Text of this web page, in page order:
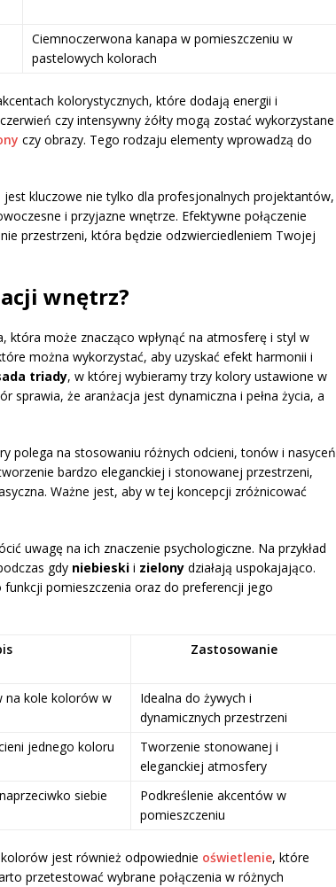
Ciemnoczerwona kanapa w pomieszczeniu w
pastelowych kolorach
kolorystycznych, które dodają energii i
czy intensywny żółty mogą zostać wykorzystane
czy obrazy. Tego rodzaju elementy wprowadzą do
kluczowe nie tylko dla profesjonalnych projektantów,
i przyjazne wnętrze. Efektywne połączenie
przestrzeni, która będzie odzwierciedleniem Twojej
wnętrz?
która może znacząco wpłynąć na atmosferę i styl w
można wykorzystać, aby uzyskać efekt harmonii i
triady, w której wybieramy trzy kolory ustawione w
sprawia, że aranżacja jest dynamiczna i pełna życia, a
polega na stosowaniu różnych odcieni, tonów i nasyceń
bardzo eleganckiej i stonowanej przestrzeni,
Ważne jest, aby w tej koncepcji zróżnicować
uwagę na ich znaczenie psychologiczne. Na przykład
gdy niebieski i zielony działają uspokajająco.
pomieszczenia oraz do preferencji jego
Zastosowanie
na kole kolorów w
Idealna do żywych i
dynamicznych przestrzeni
jednego koloru
Tworzenie stonowanej i
eleganckiej atmosfery
siebie
Podkreślenie akcentów w
pomieszczeniu
jest również odpowiednie oświetlenie, które
przetestować wybrane połączenia w różnych